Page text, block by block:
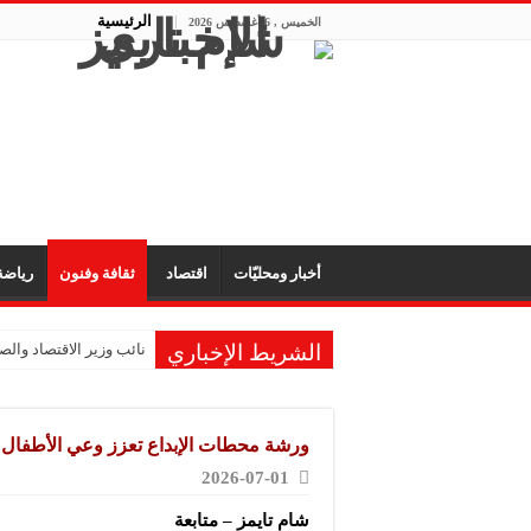
الخميس , 6 أغسطس 2026 الرئيسية
أخبار ومحليّات اقتصاد ثقافة وفنون
الشريط الإخباري نائب وزير الاقتصاد
الشركة العربية
ورشة محطات الإبداع تعزز وعي الأطفال
2026-07-01
شام تايمز – متابعة